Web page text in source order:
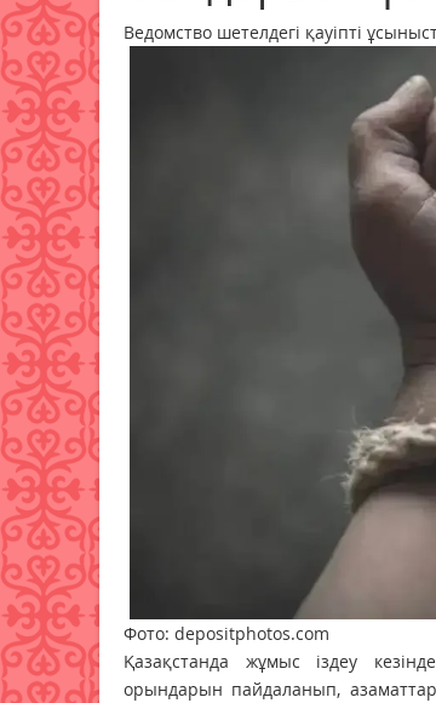
Ведомство шетелдегі қауіпті
Фото: depositphotos.com
Қазақстанда жұмыс іздеу
орындарын пайдаланып,